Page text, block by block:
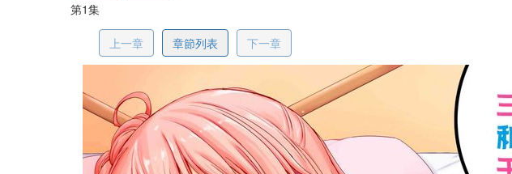
第1集
上一章 章節列表 下一章